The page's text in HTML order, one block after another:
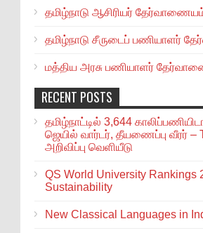
தமிழ்நாடு ஆசிரியர்
தமிழ்நாடு சீருடைப் பணியாளர்
மத்திய அரசு பணியாளர்
RECENT POSTS
தமிழ்நாட்டில் 3,644
ஜெயில் வார்டர், தீயணைப்பு வீரர் –
அறிவிப்பு வெளியீடு
QS World University Rankings
Sustainability
New Classical Languages in